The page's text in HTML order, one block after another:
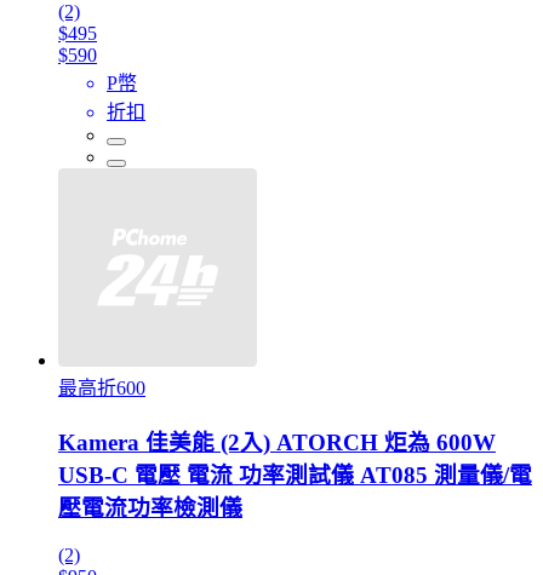
(2)
$495
$590
P幣
折扣
最高折600
Kamera 佳美能 (2入) ATORCH 炬為 600W
USB-C 電壓 電流 功率測試儀 AT085 測量儀/電
壓電流功率檢測儀
(2)